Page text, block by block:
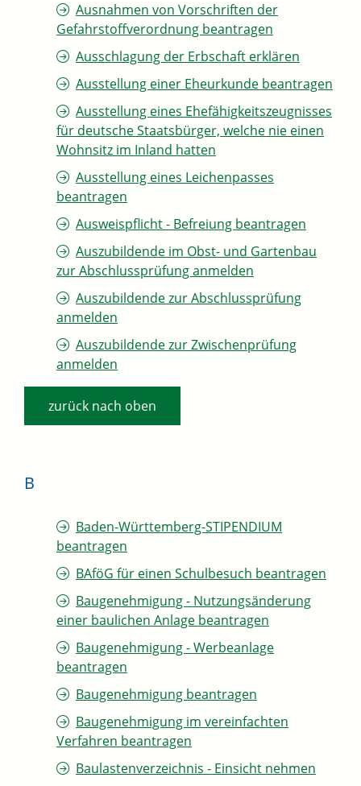
Ausnahmen von Vorschriften der
Gefahrstoffverordnung beantragen
Ausschlagung der Erbschaft erklären
Ausstellung einer Eheurkunde beantragen
Ausstellung eines Ehefähigkeitszeugnisses
für deutsche Staatsbürger, welche nie einen
Wohnsitz im Inland hatten
Ausstellung eines Leichenpasses
beantragen
Ausweispflicht - Befreiung beantragen
Auszubildende im Obst- und Gartenbau
zur Abschlussprüfung anmelden
Auszubildende zur Abschlussprüfung
anmelden
Auszubildende zur Zwischenprüfung
anmelden
zurück nach oben
B
Baden-Württemberg-STIPENDIUM
beantragen
BAföG für einen Schulbesuch beantragen
Baugenehmigung - Nutzungsänderung
einer baulichen Anlage beantragen
Baugenehmigung - Werbeanlage
beantragen
Baugenehmigung beantragen
Baugenehmigung im vereinfachten
Verfahren beantragen
Baulastenverzeichnis - Einsicht nehmen